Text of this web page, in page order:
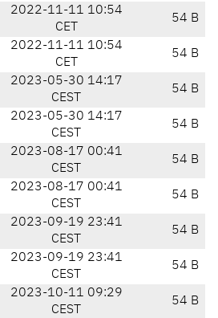
2022-11-11 10:54
CET
54 B
2022-11-11 10:54
CET
54 B
2023-05-30 14:17
CEST
54 B
2023-05-30 14:17
CEST
54 B
2023-08-17 00:41
CEST
54 B
2023-08-17 00:41
CEST
54 B
2023-09-19 23:41
CEST
54 B
2023-09-19 23:41
CEST
54 B
2023-10-11 09:29
CEST
54 B